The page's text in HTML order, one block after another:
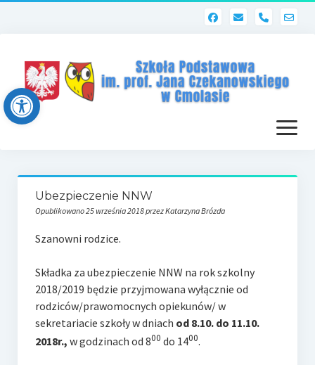
Open toolbar
phone
otwórz
menu
Dziennik elektroniczny (Librus)
Dziennik elektroniczny
e-Rada
Logowanie
Ubezpieczenie NNW
Opublikowano 25 września 2018 przez Katarzyna Brózda
Szanowni rodzice.
Składka za ubezpieczenie NNW na rok szkolny
2018/2019 będzie przyjmowana wyłącznie od
rodziców/prawomocnych opiekunów/ w
sekretariacie szkoły w dniach od 8.10. do 11.10.
2018r., w godzinach od 800 do 1400.